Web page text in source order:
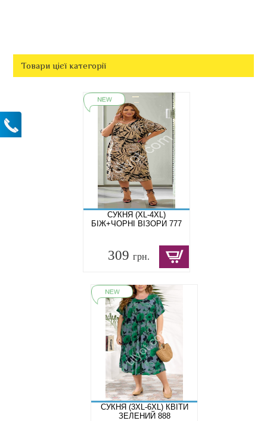
Товари цієї категорії
СУКНЯ (XL-4XL)
БІЖ+ЧОРНІ ВІЗОРИ 777
309 грн.
СУКНЯ (3XL-6XL) КВІТИ
ЗЕЛЕНИЙ 888